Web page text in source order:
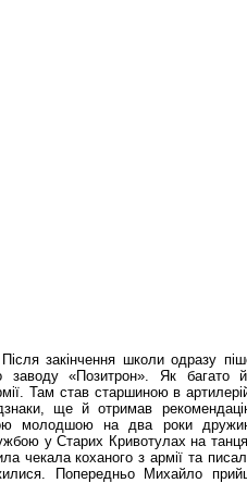
закінчення школи одразу
заводу «Позитрон». Як багато
Там став старшиною в
ще й отримав
молодшою на два роки
у Старих Кривотулах на
чекала коханого з армії та
Попередньо Михайло